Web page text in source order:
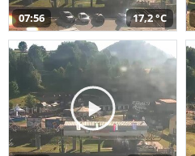
07:56 17,2 °C